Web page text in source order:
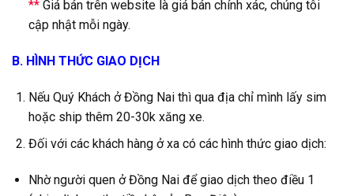
**Giá bán trên website là giá bán chính xác, chúng tôi
cập nhật mỗi ngày.
B. HÌNH THỨC GIAO DỊCH
Nếu Quý Khách ở Đồng Nai thì qua địa chỉ mình lấy sim
hoặc ship thêm 20-30k xăng xe.
Đối với các khách hàng ở xa có các hình thức giao dịch:
Nhờ người quen ở Đồng Nai để giao dịch theo điều 1